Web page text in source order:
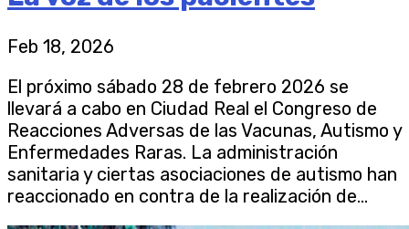
Feb 18, 2026
El próximo sábado 28 de febrero 2026 se
llevará a cabo en Ciudad Real el Congreso de
Reacciones Adversas de las Vacunas, Autismo y
Enfermedades Raras. La administración
sanitaria y ciertas asociaciones de autismo han
reaccionado en contra de la realización de...